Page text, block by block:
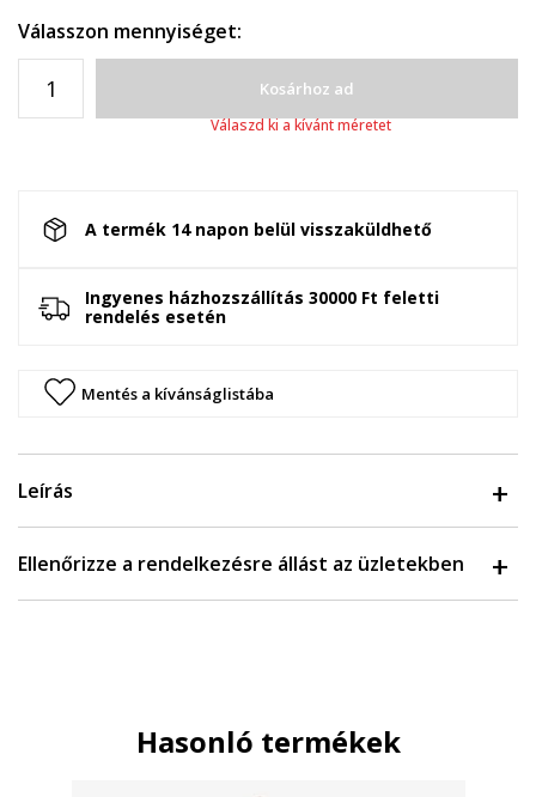
Válasszon mennyiséget:
Kosárhoz ad
Válaszd ki a kívánt méretet
A termék 14 napon belül visszaküldhető
Ingyenes házhozszállítás 30000 Ft feletti
rendelés esetén
Mentés a kívánságlistába
Leírás
Ellenőrizze a rendelkezésre állást az üzletekben
Hasonló termékek